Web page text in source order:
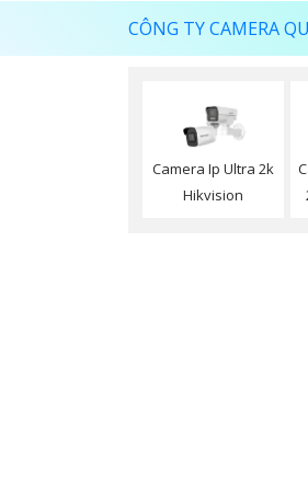
CÔNG TY CAMERA
Camera Ip Ultra 2k
Hikvision